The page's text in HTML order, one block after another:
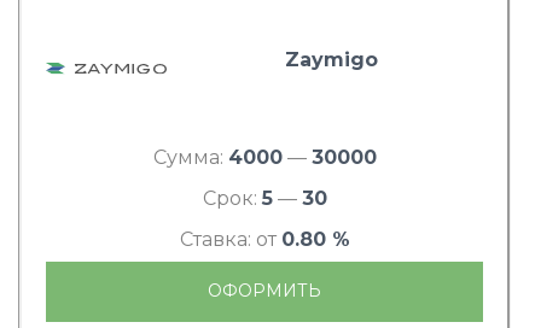
Zaymigo
Сумма: 4000— 30000
Срок: 5— 30
Ставка: от 0.80 %
ОФОРМИТЬ